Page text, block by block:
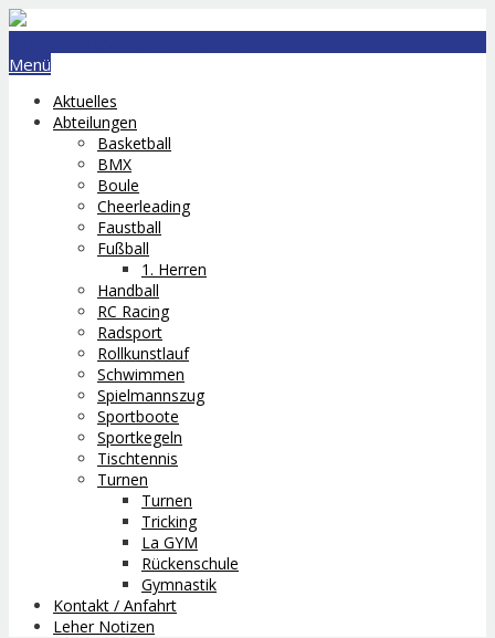
Menü
Aktuelles
Abteilungen
Basketball
BMX
Boule
Cheerleading
Faustball
Fußball
1. Herren
Handball
RC Racing
Radsport
Rollkunstlauf
Schwimmen
Spielmannszug
Sportboote
Sportkegeln
Tischtennis
Turnen
Turnen
Tricking
La GYM
Rückenschule
Gymnastik
Kontakt / Anfahrt
Leher Notizen